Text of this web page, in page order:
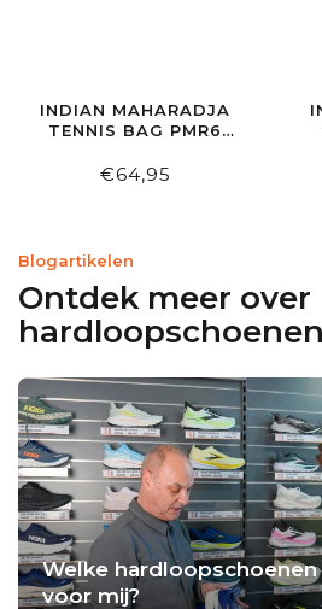
INDIAN MAHARADJA
TENNIS BAG PMR6
€64,95
Blogartikelen
Ontdek meer over
hardloopschoenen
Welke
voor mij?